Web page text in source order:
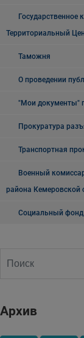
Государственное
Территориальный
Таможня
О проведении
"Мои документы"
Прокуратура
Транспортная
Военный
района Кемеровской
Социальный фонд
Архив